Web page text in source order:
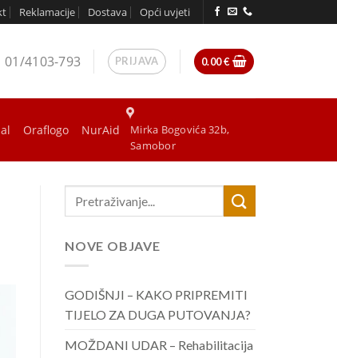
Reklamacije Dostava Opći uvjeti
01/4103-793 PRIJAVA 0.00€
Oraflogo NurAid
Mirka Bogovića 32b,
Samobor
NOVE OBJAVE
GODIŠNJI – KAKO PRIPREMITI
TIJELO ZA DUGA PUTOVANJA?
MOŽDANI UDAR – Rehabilitacija